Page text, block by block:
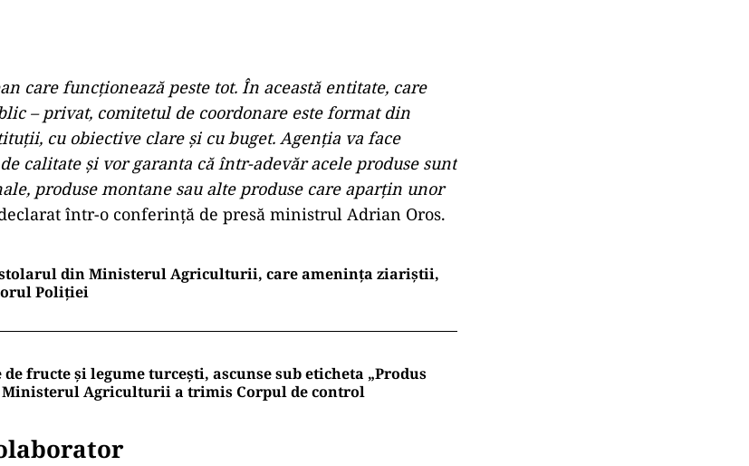
care funcţionează peste tot. În această entitate, care
– privat, comitetul de coordonare este format din
cu obiective clare şi cu buget. Agenţia va face
calitate şi vor garanta că într-adevăr acele produse sunt
produse montane sau alte produse care aparţin unor
într-o conferință de presă ministrul Adrian Oros.
din Ministerul Agriculturii, care amenința ziariștii,
Poliției
de fructe și legume turcești, ascunse sub eticheta „Produs
Ministerul Agriculturii a trimis Corpul de control